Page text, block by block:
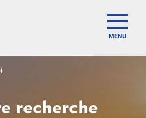
MENU
recherche